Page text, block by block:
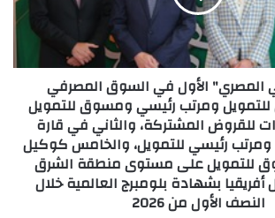
المصري" الأول في السوق المصرفي
ومرتب رئيسي ومسوق للتمويل
للقروض المشتركة، والثاني في قارة
رئيسي للتمويل، والخامس كوكيل
للتمويل على مستوى منطقة الشرق
بشهادة بلومبرج العالمية خلال
النصف الأول من 2026